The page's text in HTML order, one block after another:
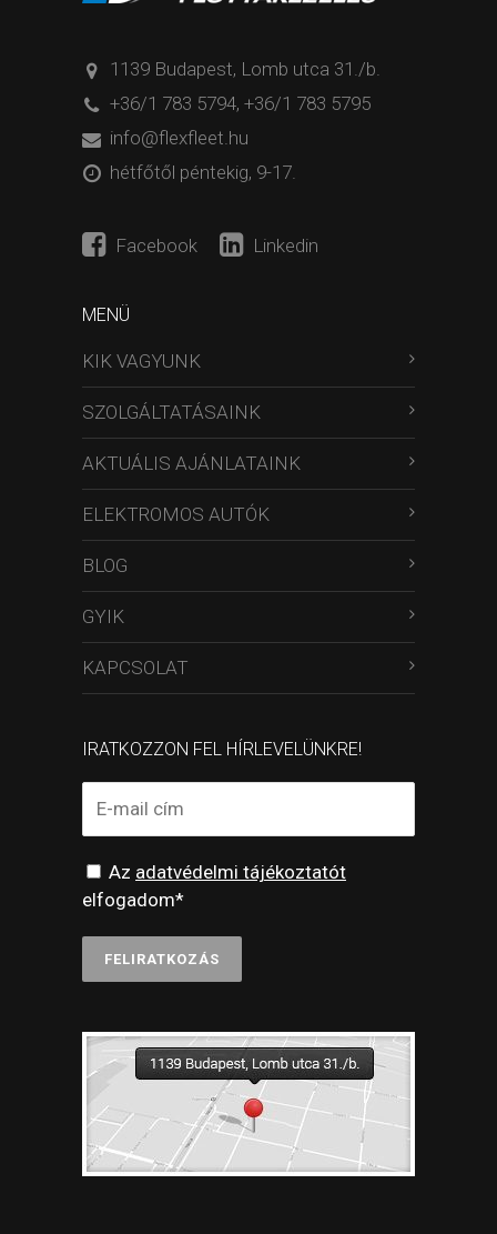
1139 Budapest, Lomb utca 31./b.
+36/1 783 5794, +36/1 783 5795
info@flexfleet.hu
hétfőtől péntekig, 9-17.
Facebook Linkedin
MENÜ
KIK VAGYUNK
SZOLGÁLTATÁSAINK
AKTUÁLIS AJÁNLATAINK
ELEKTROMOS AUTÓK
BLOG
GYIK
KAPCSOLAT
IRATKOZZON FEL HÍRLEVELÜNKRE!
Az adatvédelmi tájékoztatót
elfogadom*